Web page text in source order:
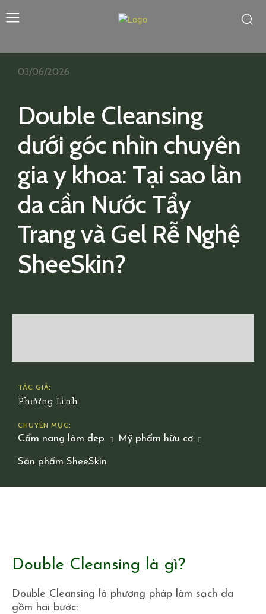
Double Cleansing
dưới góc nhìn chuyên
gia y khoa: Tại sao làn
da cần Nước Tẩy
Trang và Gel Rễ Nghệ
SheeSkin?
03/06/2026
TÁC GIẢ:
Phương Linh
CHUYÊN MỤC:
Cẩm nang làm đẹp Mỹ phẩm hữu cơ
Sản phẩm SheeSkin
Double Cleansing là gì?
Double Cleansing là phương pháp làm sạch da
gồm hai bước: